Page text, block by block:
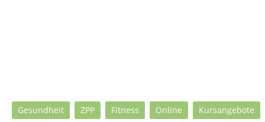
Gesundheit ZPP Fitness Online Kursangebote